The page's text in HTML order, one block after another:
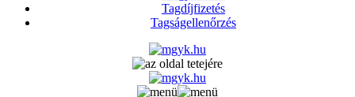
Tagdíjfizetés
Tagságellenőrzés